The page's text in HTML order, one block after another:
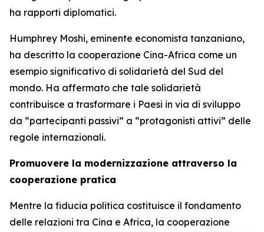
ha rapporti diplomatici.
Humphrey Moshi, eminente economista tanzaniano,
ha descritto la cooperazione Cina-Africa come un
esempio significativo di solidarietà del Sud del
mondo. Ha affermato che tale solidarietà
contribuisce a trasformare i Paesi in via di sviluppo
da “partecipanti passivi” a “protagonisti attivi” delle
regole internazionali.
Promuovere la modernizzazione attraverso la
cooperazione pratica
Mentre la fiducia politica costituisce il fondamento
delle relazioni tra Cina e Africa, la cooperazione